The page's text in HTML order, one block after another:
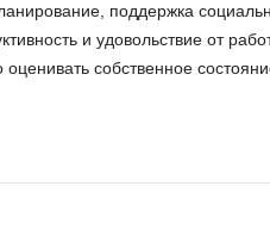
поддержка
и удовольствие от
собственное